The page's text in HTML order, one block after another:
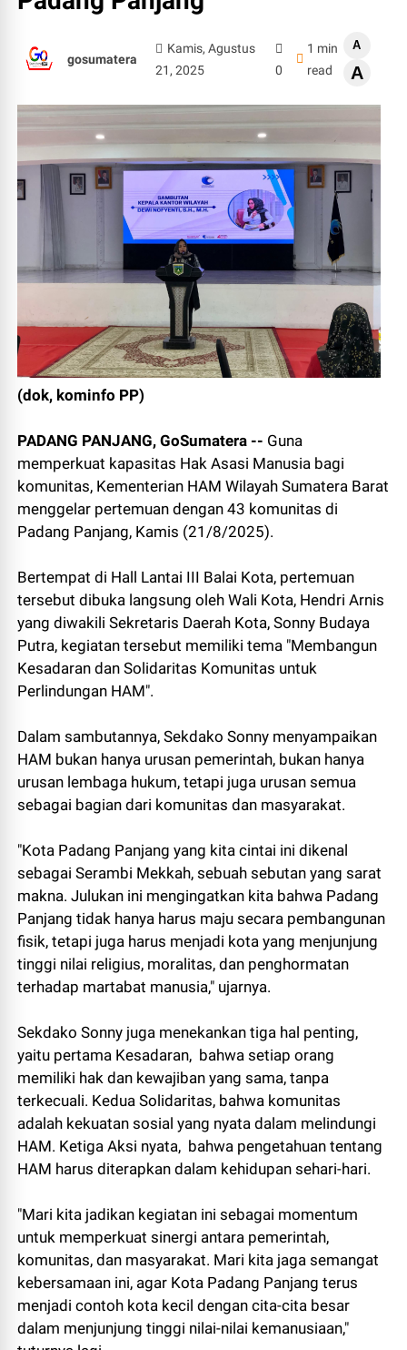
gosumatera
Kamis, Agustus
21, 2025
0
1 min
read
A
A
(dok, kominfo PP)
PADANG PANJANG, GoSumatera -- Guna
memperkuat kapasitas Hak Asasi Manusia bagi
komunitas, Kementerian HAM Wilayah Sumatera Barat
menggelar pertemuan dengan 43 komunitas di
Padang Panjang, Kamis (21/8/2025).
Bertempat di Hall Lantai III Balai Kota, pertemuan
tersebut dibuka langsung oleh Wali Kota, Hendri Arnis
yang diwakili Sekretaris Daerah Kota, Sonny Budaya
Putra, kegiatan tersebut memiliki tema "Membangun
Kesadaran dan Solidaritas Komunitas untuk
Perlindungan HAM".
Dalam sambutannya, Sekdako Sonny menyampaikan
HAM bukan hanya urusan pemerintah, bukan hanya
urusan lembaga hukum, tetapi juga urusan semua
sebagai bagian dari komunitas dan masyarakat.
"Kota Padang Panjang yang kita cintai ini dikenal
sebagai Serambi Mekkah, sebuah sebutan yang sarat
makna. Julukan ini mengingatkan kita bahwa Padang
Panjang tidak hanya harus maju secara pembangunan
fisik, tetapi juga harus menjadi kota yang menjunjung
tinggi nilai religius, moralitas, dan penghormatan
terhadap martabat manusia," ujarnya.
Sekdako Sonny juga menekankan tiga hal penting,
yaitu pertama Kesadaran, bahwa setiap orang
memiliki hak dan kewajiban yang sama, tanpa
terkecuali. Kedua Solidaritas, bahwa komunitas
adalah kekuatan sosial yang nyata dalam melindungi
HAM. Ketiga Aksi nyata, bahwa pengetahuan tentang
HAM harus diterapkan dalam kehidupan sehari-hari.
"Mari kita jadikan kegiatan ini sebagai momentum
untuk memperkuat sinergi antara pemerintah,
komunitas, dan masyarakat. Mari kita jaga semangat
kebersamaan ini, agar Kota Padang Panjang terus
menjadi contoh kota kecil dengan cita-cita besar
dalam menjunjung tinggi nilai-nilai kemanusiaan,"